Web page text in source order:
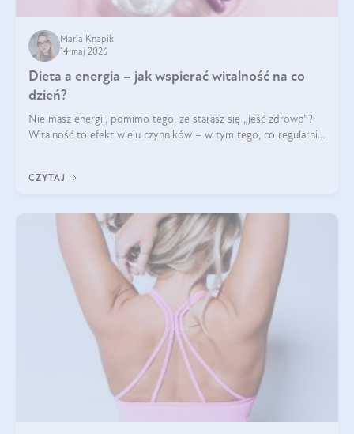
Maria Knapik
14 maj 2026
Dieta a energia – jak wspierać witalność na co
dzień?
Nie masz energii, pomimo tego, że starasz się „jeść zdrowo”?
Witalność to efekt wielu czynników – w tym tego, co regularnie
CZYTAJ